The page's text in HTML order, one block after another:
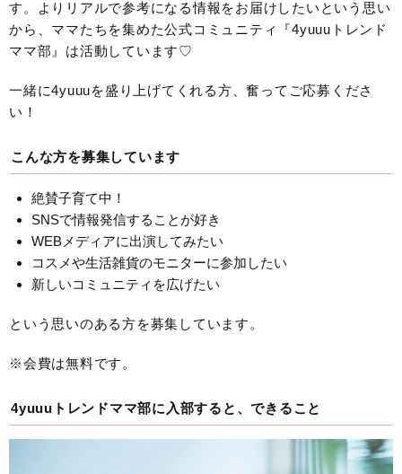
す。よりリアルで参考になる情報をお届けしたいという思い
から、ママたちを集めた公式コミュニティ『4yuuuトレンド
ママ部』は活動しています♡
一緒に4yuuuを盛り上げてくれる方、奮ってご応募くださ
い！
こんな方を募集しています
絶賛子育て中！
SNSで情報発信することが好き
WEBメディアに出演してみたい
コスメや生活雑貨のモニターに参加したい
新しいコミュニティを広げたい
という思いのある方を募集しています。
※会費は無料です。
4yuuuトレンドママ部に入部すると、できること